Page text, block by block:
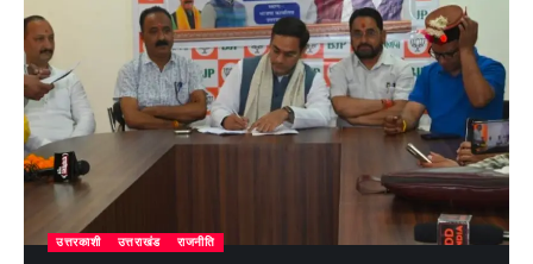
उत्तरकाशी उत्तराखंड राजनीति